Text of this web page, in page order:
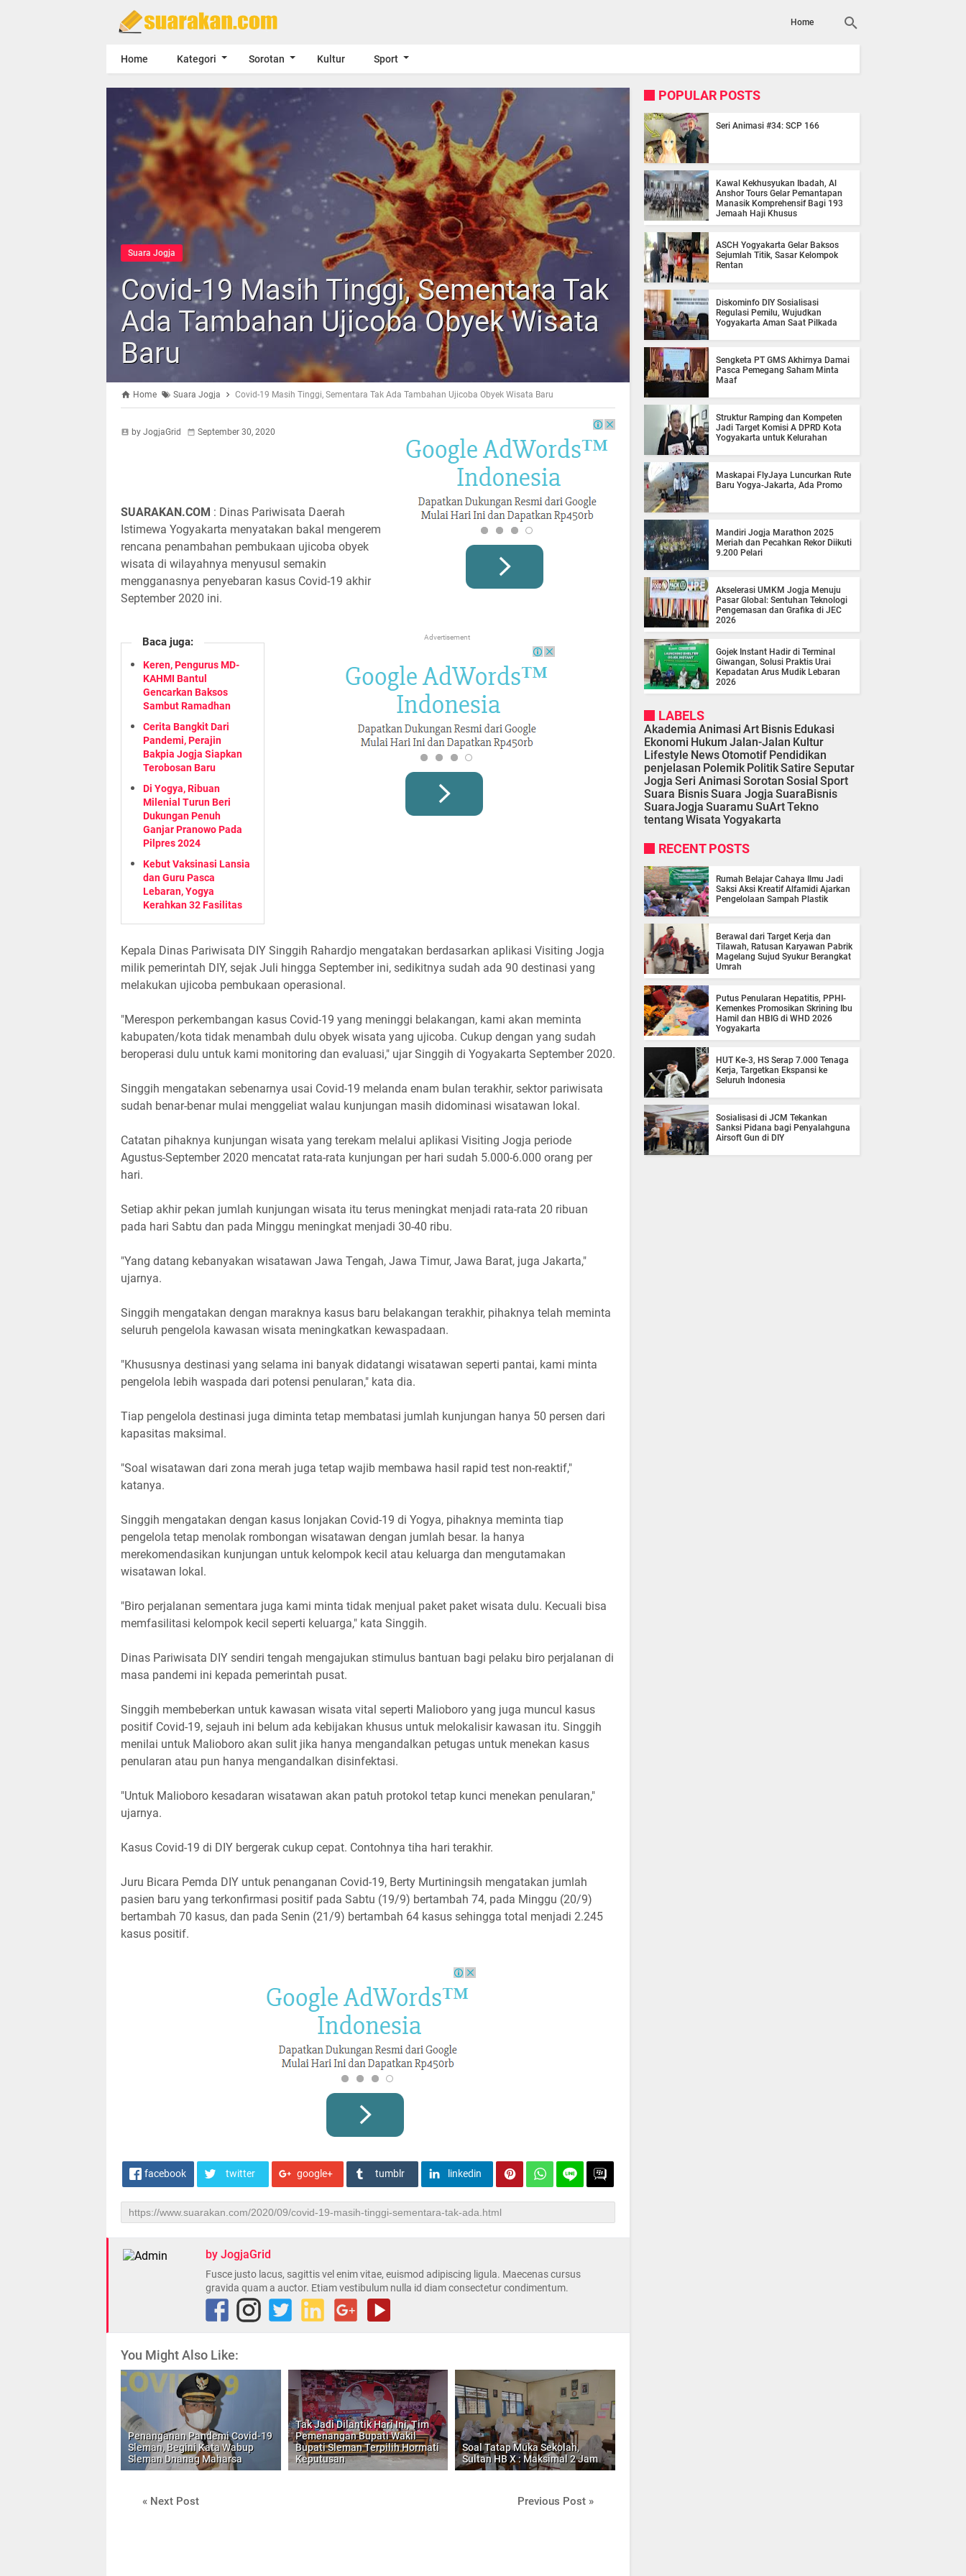
Home
Home Kategori Sorotan Kultur Sport
Suara Jogja
Covid-19 Masih Tinggi, Sementara Tak
Ada Tambahan Ujicoba Obyek Wisata
Baru
Home Suara Jogja Covid-19 Masih Tinggi, Sementara Tak Ada Tambahan Ujicoba Obyek Wisata Baru
by JogjaGrid September 30, 2020
SUARAKAN.COM : Dinas Pariwisata Daerah
Istimewa Yogyakarta menyatakan bakal mengerem
rencana penambahan pembukaan ujicoba obyek
wisata di wilayahnya menyusul semakin
mengganasnya penyebaran kasus Covid-19 akhir
September 2020 ini.
Advertisement
Baca juga:
Keren, Pengurus MD-
KAHMI Bantul
Gencarkan Baksos
Sambut Ramadhan
Cerita Bangkit Dari
Pandemi, Perajin
Bakpia Jogja Siapkan
Terobosan Baru
Di Yogya, Ribuan
Milenial Turun Beri
Dukungan Penuh
Ganjar Pranowo Pada
Pilpres 2024
Kebut Vaksinasi Lansia
dan Guru Pasca
Lebaran, Yogya
Kerahkan 32 Fasilitas
Kepala Dinas Pariwisata DIY Singgih Rahardjo mengatakan berdasarkan aplikasi Visiting Jogja
milik pemerintah DIY, sejak Juli hingga September ini, sedikitnya sudah ada 90 destinasi yang
melakukan ujicoba pembukaan operasional.
"Merespon perkembangan kasus Covid-19 yang meninggi belakangan, kami akan meminta
kabupaten/kota tidak menambah dulu obyek wisata yang ujicoba. Cukup dengan yang sudah
beroperasi dulu untuk kami monitoring dan evaluasi," ujar Singgih di Yogyakarta September 2020.
Singgih mengatakan sebenarnya usai Covid-19 melanda enam bulan terakhir, sektor pariwisata
sudah benar-benar mulai menggeliat walau kunjungan masih didominasi wisatawan lokal.
Catatan pihaknya kunjungan wisata yang terekam melalui aplikasi Visiting Jogja periode
Agustus-September 2020 mencatat rata-rata kunjungan per hari sudah 5.000-6.000 orang per
hari.
Setiap akhir pekan jumlah kunjungan wisata itu terus meningkat menjadi rata-rata 20 ribuan
pada hari Sabtu dan pada Minggu meningkat menjadi 30-40 ribu.
"Yang datang kebanyakan wisatawan Jawa Tengah, Jawa Timur, Jawa Barat, juga Jakarta,"
ujarnya.
Singgih mengatakan dengan maraknya kasus baru belakangan terakhir, pihaknya telah meminta
seluruh pengelola kawasan wisata meningkatkan kewaspadaan.
"Khususnya destinasi yang selama ini banyak didatangi wisatawan seperti pantai, kami minta
pengelola lebih waspada dari potensi penularan," kata dia.
Tiap pengelola destinasi juga diminta tetap membatasi jumlah kunjungan hanya 50 persen dari
kapasitas maksimal.
"Soal wisatawan dari zona merah juga tetap wajib membawa hasil rapid test non-reaktif,"
katanya.
Singgih mengatakan dengan kasus lonjakan Covid-19 di Yogya, pihaknya meminta tiap
pengelola tetap menolak rombongan wisatawan dengan jumlah besar. Ia hanya
merekomendasikan kunjungan untuk kelompok kecil atau keluarga dan mengutamakan
wisatawan lokal.
"Biro perjalanan sementara juga kami minta tidak menjual paket paket wisata dulu. Kecuali bisa
memfasilitasi kelompok kecil seperti keluarga," kata Singgih.
Dinas Pariwisata DIY sendiri tengah mengajukan stimulus bantuan bagi pelaku biro perjalanan di
masa pandemi ini kepada pemerintah pusat.
Singgih membeberkan untuk kawasan wisata vital seperti Malioboro yang juga muncul kasus
positif Covid-19, sejauh ini belum ada kebijakan khusus untuk melokalisir kawasan itu. Singgih
menilai untuk Malioboro akan sulit jika hanya mengandalkan petugas untuk menekan kasus
penularan atau pun hanya mengandalkan disinfektasi.
"Untuk Malioboro kesadaran wisatawan akan patuh protokol tetap kunci menekan penularan,"
ujarnya.
Kasus Covid-19 di DIY bergerak cukup cepat. Contohnya tiha hari terakhir.
Juru Bicara Pemda DIY untuk penanganan Covid-19, Berty Murtiningsih mengatakan jumlah
pasien baru yang terkonfirmasi positif pada Sabtu (19/9) bertambah 74, pada Minggu (20/9)
bertambah 70 kasus, dan pada Senin (21/9) bertambah 64 kasus sehingga total menjadi 2.245
kasus positif.
facebook twitter google+ tumblr linkedin
by JogjaGrid
Fusce justo lacus, sagittis vel enim vitae, euismod adipiscing ligula. Maecenas cursus
gravida quam a auctor. Etiam vestibulum nulla id diam consectetur condimentum.
You Might Also Like:
Penanganan Pandemi Covid-19
Sleman, Begini Kata Wabup
Sleman Dnanag Maharsa
Tak Jadi Dilantik Hari Ini, Tim
Pemenangan Bupati Wakil
Bupati Sleman Terpilih Hormati
Keputusan
Soal Tatap Muka Sekolah,
Sultan HB X : Maksimal 2 Jam
« Next Post Previous Post »
POPULAR POSTS
Seri Animasi #34: SCP 166
Kawal Kekhusyukan Ibadah, Al
Anshor Tours Gelar Pemantapan
Manasik Komprehensif Bagi 193
Jemaah Haji Khusus
ASCH Yogyakarta Gelar Baksos
Sejumlah Titik, Sasar Kelompok
Rentan
Diskominfo DIY Sosialisasi
Regulasi Pemilu, Wujudkan
Yogyakarta Aman Saat Pilkada
Sengketa PT GMS Akhirnya Damai
Pasca Pemegang Saham Minta
Maaf
Struktur Ramping dan Kompeten
Jadi Target Komisi A DPRD Kota
Yogyakarta untuk Kelurahan
Maskapai FlyJaya Luncurkan Rute
Baru Yogya-Jakarta, Ada Promo
Mandiri Jogja Marathon 2025
Meriah dan Pecahkan Rekor Diikuti
9.200 Pelari
Akselerasi UMKM Jogja Menuju
Pasar Global: Sentuhan Teknologi
Pengemasan dan Grafika di JEC
2026
Gojek Instant Hadir di Terminal
Giwangan, Solusi Praktis Urai
Kepadatan Arus Mudik Lebaran
2026
LABELS
Akademia Animasi Art Bisnis Edukasi
Ekonomi Hukum Jalan-Jalan Kultur
Lifestyle NewsOtomotif Pendidikan
penjelasan Polemik PolitikSatire Seputar
Jogja Seri Animasi Sorotan Sosial Sport
Suara BisnisSuara Jogja SuaraBisnis
SuaraJogja Suaramu SuArtTekno
tentang Wisata Yogyakarta
RECENT POSTS
Rumah Belajar Cahaya Ilmu Jadi
Saksi Aksi Kreatif Alfamidi Ajarkan
Pengelolaan Sampah Plastik
Berawal dari Target Kerja dan
Tilawah, Ratusan Karyawan Pabrik
Magelang Sujud Syukur Berangkat
Umrah
Putus Penularan Hepatitis, PPHI-
Kemenkes Promosikan Skrining Ibu
Hamil dan HBIG di WHD 2026
Yogyakarta
HUT Ke-3, HS Serap 7.000 Tenaga
Kerja, Targetkan Ekspansi ke
Seluruh Indonesia
Sosialisasi di JCM Tekankan
Sanksi Pidana bagi Penyalahguna
Airsoft Gun di DIY